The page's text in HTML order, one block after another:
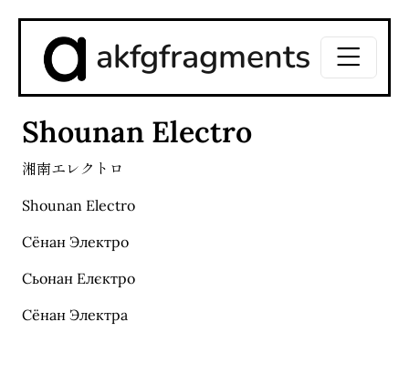
akfgfragments
Shounan Electro
湘南エレクトロ
Shounan Electro
Сёнан Электро
Сьонан Елєктро
Сёнан Электра